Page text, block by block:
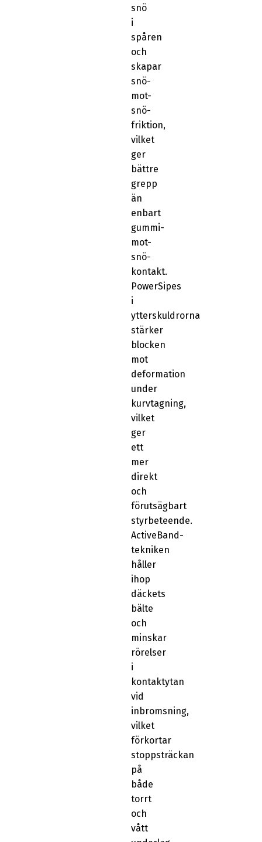
snö
i
spåren
och
skapar
snö-
mot-
snö-
friktion,
vilket
ger
bättre
grepp
än
enbart
gummi-
mot-
snö-
kontakt.
PowerSipes
i
ytterskuldrorna
stärker
blocken
mot
deformation
under
kurvtagning,
vilket
ger
ett
mer
direkt
och
förutsägbart
styrbeteende.
ActiveBand-
tekniken
håller
ihop
däckets
bälte
och
minskar
rörelser
i
kontaktytan
vid
inbromsning,
vilket
förkortar
stoppsträckan
på
både
torrt
och
vått